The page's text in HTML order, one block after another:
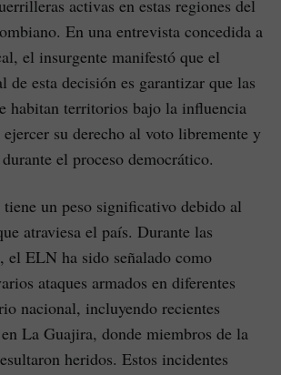
activas en estas regiones del
En una entrevista concedida a
el insurgente manifestó que el
esta decisión es garantizar que las
habitan territorios bajo la influencia
su derecho al voto libremente y
el proceso democrático.
un peso significativo debido al
atraviesa el país. Durante las
el ELN ha sido señalado como
ataques armados en diferentes
nacional, incluyendo recientes
La Guajira, donde miembros de la
heridos. Estos incidentes